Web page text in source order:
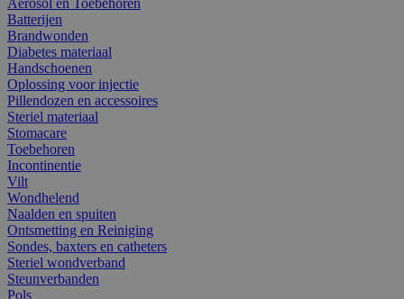
Batterijen
Brandwonden
Diabetes materiaal
Handschoenen
Oplossing voor injectie
Pillendozen en accessoires
Steriel materiaal
Stomacare
Toebehoren
Incontinentie
Vilt
Wondhelend
Naalden en spuiten
Ontsmetting en Reiniging
Sondes, baxters en catheters
Steriel wondverband
Steunverbanden
Pols